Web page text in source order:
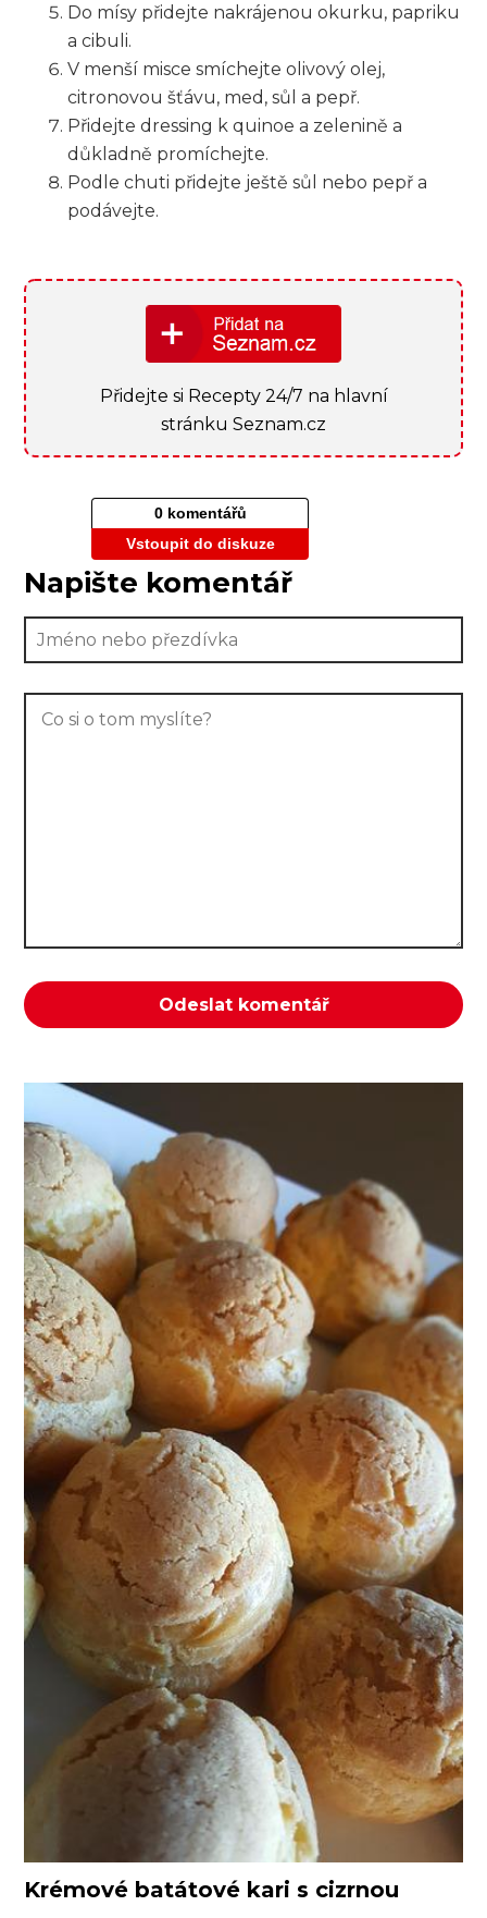
Do mísy přidejte nakrájenou ‍okurku, ⁢papriku
a cibuli.
V menší ‌misce smíchejte ⁢olivový olej,
citronovou šťávu, med, sůl a pepř.
Přidejte dressing k quinoe a zelenině a‍
důkladně ⁤promíchejte.
Podle chuti přidejte ještě‌ sůl nebo pepř a
podávejte.
Přidejte si Recepty 24/7 na hlavní
stránku Seznam.cz
0 komentářů
Vstoupit do diskuze
Napište komentář
Krémové batátové kari s cizrnou